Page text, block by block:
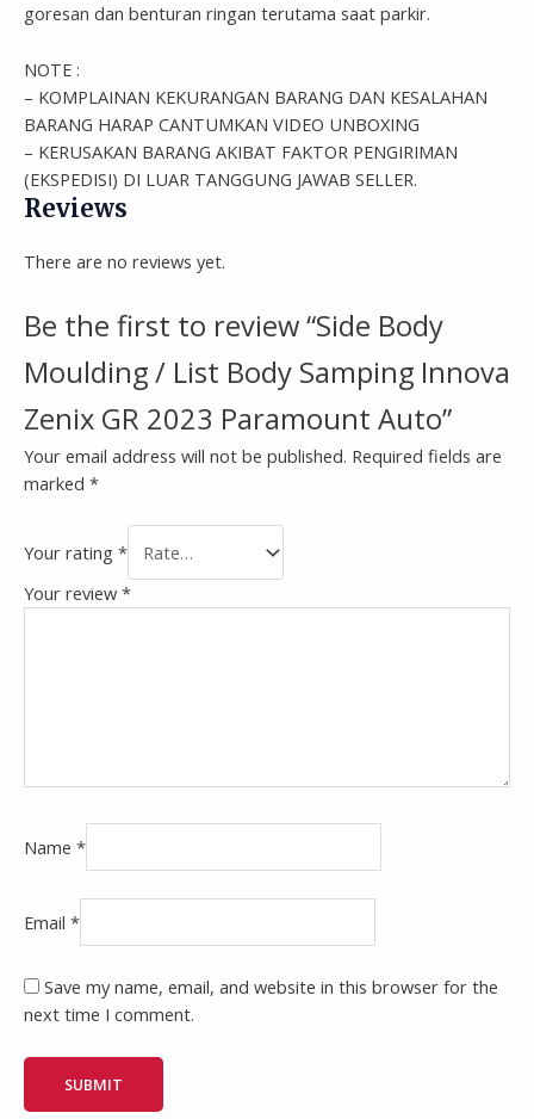
goresan dan benturan ringan terutama saat parkir.
NOTE :
– KOMPLAINAN KEKURANGAN BARANG DAN KESALAHAN
BARANG HARAP CANTUMKAN VIDEO UNBOXING
– KERUSAKAN BARANG AKIBAT FAKTOR PENGIRIMAN
(EKSPEDISI) DI LUAR TANGGUNG JAWAB SELLER.
Reviews
There are no reviews yet.
Be the first to review “Side Body
Moulding / List Body Samping Innova
Zenix GR 2023 Paramount Auto”
Your email address will not be published. Required fields are
marked *
Your rating *
Your review *
Name *
Email *
Save my name, email, and website in this browser for the
next time I comment.